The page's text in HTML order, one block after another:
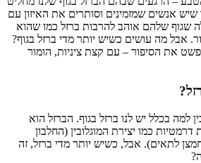
אנשים שמזמינים וסותרים את האיזון עם
שגוף שלהם אוהב להרבות ברזל כמו שהוא
אבל מה עושים כשיש יותר מדי ברזל בגוף?
את הסיפור – עם קצת ציניות, הומור
למה בכלל יש לנו ברזל בגוף. הברזל הוא
דרמטיות כמו יצירת המוגלובין (החלבון
לתאים). אבל, כשיש יותר מדי ברזל, זה